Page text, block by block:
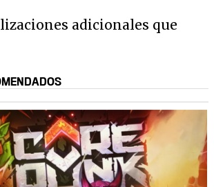
adicionales que